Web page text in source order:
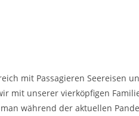
mit Passagieren Seereisen
mit unserer vierköpfigen
während der aktuellen